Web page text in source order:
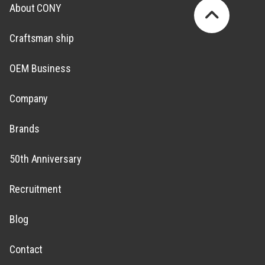
About CONY
Craftsman ship
OEM Business
Company
Brands
50th Anniversary
Recruitment
Blog
Contact